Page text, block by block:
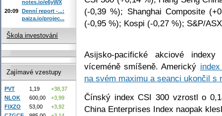
(-0,39 %); Shanghai Composite
(-0,95 %); Kospi (-0,27 %); S&P/
Asijsko-pacifické akciové
víceméně smíšeně. Americký
na svém maximu a seanci ukončil s
Čínský index CSI 300 vzrostl o
China Enterprises Index naopak
notes.io/e6yWX
20:09 Denní report -...:
paiza.io/projec...
Škola investování
Zajímavé vzestupy
PVT 1,19
+38,37
NLOK
600,00
+3,99
FIXZO
53,00
+3,92